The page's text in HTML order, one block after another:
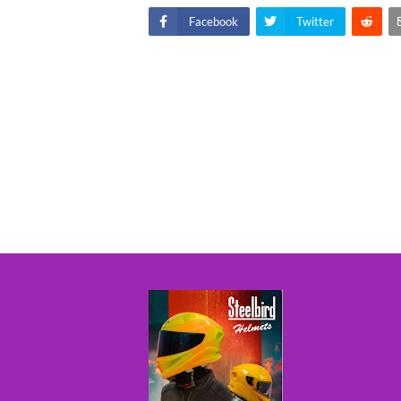
Facebook Twitter